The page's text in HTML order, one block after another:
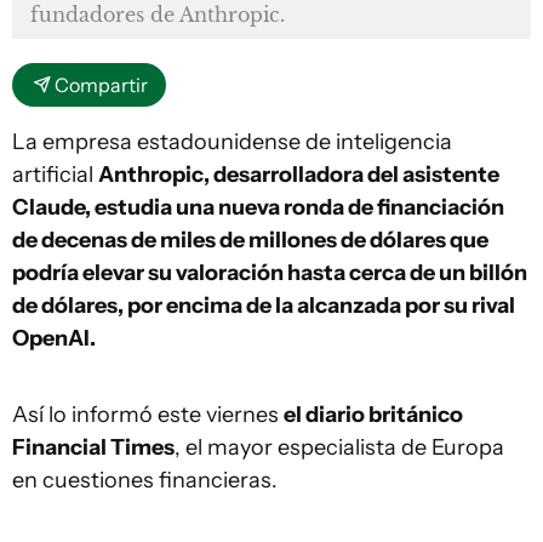
fundadores de Anthropic.
Compartir
La empresa estadounidense de inteligencia
artificial Anthropic, desarrolladora del asistente
Claude, estudia una nueva ronda de financiación
de decenas de miles de millones de dólares que
podría elevar su valoración hasta cerca de un billón
de dólares, por encima de la alcanzada por su rival
OpenAI.
Así lo informó este viernes el diario británico
Financial Times, el mayor especialista de Europa
en cuestiones financieras.